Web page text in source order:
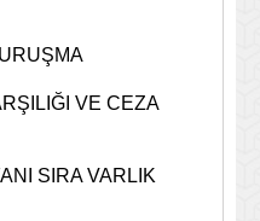
VE CEZA
SIRA VARLIK